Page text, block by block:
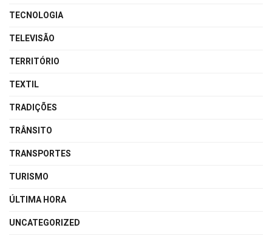
TECNOLOGIA
TELEVISÃO
TERRITÓRIO
TEXTIL
TRADIÇÕES
TRÂNSITO
TRANSPORTES
TURISMO
ÚLTIMA HORA
UNCATEGORIZED